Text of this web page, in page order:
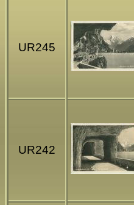
UR245
UR242